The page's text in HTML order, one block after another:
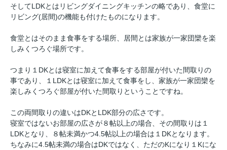
そしてLDKとはリビングダイニングキッチンの略であり、食堂に
リビング(居間)の機能も付けたものになります。
食堂とはそのまま食事をする場所、居間とは家族が一家団欒を楽
しみくつろぐ場所です。
つまり１DKとは寝室に加えて食事をする部屋が付いた間取りの
事であり、１LDKとは寝室に加えて食事をし、家族が一家団欒を
楽しみくつろぐ部屋が付いた間取りということですね。
この両間取りの違いはDKとLDK部分の広さです。
寝室ではないお部屋の広さが８帖以上の場合、その間取りは１
LDKとなり、８帖未満かつ4.5帖以上の場合は１DKとなります。
ちなみに4.5帖未満の場合はDKではなく、ただのKになり１Kにな